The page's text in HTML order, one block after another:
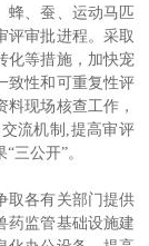
蜂、蚕、运动马匹
评审批进程。采取
化等措施，加快宠
致性和可重复性评
现场核查工作，
流机制,提高审评
三公开”。
取各有关部门提供
药监管基础设施建